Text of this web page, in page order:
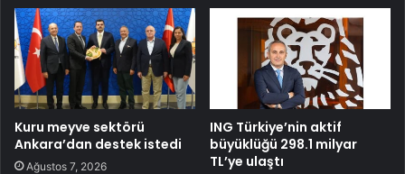
Kuru meyve sektörü
Ankara’dan destek istedi
Ağustos 7, 2026
ING Türkiye’nin aktif
büyüklüğü 298.1 milyar
TL’ye ulaştı